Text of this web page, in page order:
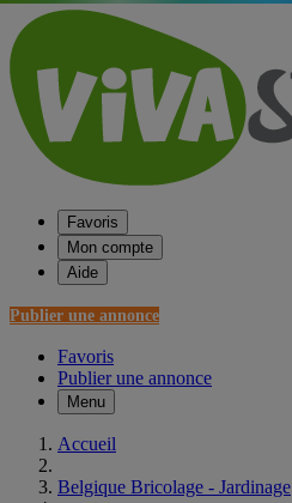
Favoris
Mon compte
Aide
Publier une annonce
Favoris
Publier une annonce
Menu
Accueil
Belgique Bricolage - Jardinage